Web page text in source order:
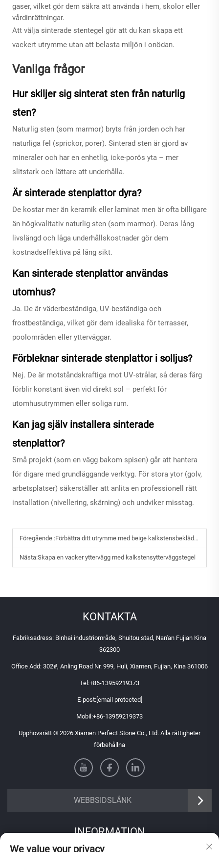
gaser, vilket gör dem säkra att använda i hem, skolor eller
vårdinrättningar.
Att välja sinterade stentegel gör att du kan skapa ett
vackert utrymme utan att belasta miljön i onödan.
Vanliga frågor
Hur skiljer sig sinterat sten från naturlig
sten?
Naturlig sten (som marmor) bryts från jorden och har
naturliga fel (sprickor, porer). Sinterad sten är gjord av
mineraler och har en enhetlig, icke-porös yta – mer
slitstark och lättare att underhålla.
Är sinterade stenplattor dyra?
De kostar mer än keramik eller laminat men är ofta billigare
än högkvalitativ naturlig sten (som marmor). Deras lång
livslängd och låga underhållskostnader gör dem
kostnadseffektiva på lång sikt.
Kan sinterade stenplattor användas
utomhus?
Ja. De är väderbeständiga, UV-beständiga och
frostbeständiga, vilket gör dem idealiska för terrasser,
poolområden eller ytterväggar.
Förbleknar sinterade stenplattor i solljus?
Nej. De är motståndskraftiga mot UV-strålar, så deras färg
förblir konstant även vid direkt sol – perfekt för
utomhusutrymmen eller soliga rum.
Kan jag själv installera sinterade
stenplattor?
Små projekt (som en vägg bakom spisen) går att hantera
för digare med grundläggande verktyg. För stora ytor (golv,
arbetsplatser) säkerställer att anlita en professionell rätt
installation (nivellering, skärning) och undviker misstag.
Föregående :Förbättra ditt utrymme med beige kalkstensbeklädnad: En praktisk guide
Nästa:Skapa en vacker yttervägg med kalkstensytterväggstegel
KONTAKTA
Fabriksadress: Binhai industriområde, Shuitou stad, Nan'an Fujian Kina
362300
Office Add: 302#, Anling Road Nr. 999, Huli, Xiamen, Fujian, Kina 361006
Tel:+86-13959219373
E-post:[email protected]
Mobil:+86-13959219373
Upphovsrätt © 2026 Xiamen Perfect Stone Co., Ltd. Alla rättigheter
förbehållna
WEBBSIDSLÄNK
INFORMATION
We value your privacy